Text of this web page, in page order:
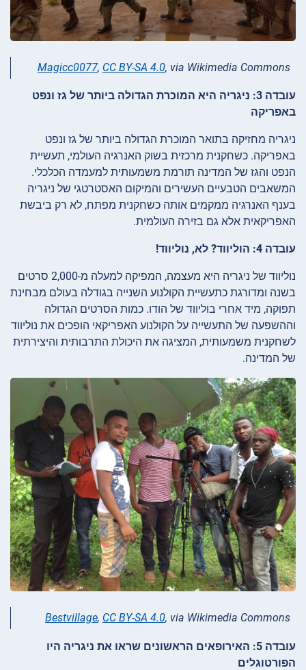
Magicc0077, CC BY-SA 4.0, via Wikimedia Commons
עובדה 3: ניגריה היא המוכרת הגדולה ביותר של גז ונפט
באפריקה
ניגריה מחזיקה בתואר המוכרת הגדולה ביותר של גז ונפט
באפריקה. כשחקנית מרכזית בשוק האנרגיה העולמי, תעשיית
הנפט והגז של המדינה תורמת משמעותית למעמדה הכלכלי.
המשאבים הטבעיים העשירים והמיקום האסטרטגי של ניגריה
בענף האנרגיה ממקמים אותה כשחקנית מפתח, לא רק ביבשת
האפריקאית אלא גם בזירה העולמית.
עובדה 4: הוליווד? לא, נוליווד!
נוליווד של ניגריה היא מעצמה, המפיקה למעלה מ-2,000 סרטים
בשנה ומדורגת כתעשיית הקולנוע השנייה בגודלה בעולם מבחינת
תפוקה, מיד אחרי בוליווד של הודו. כמות הסרטים הגדולה
וההשפעה של התעשייה על הקולנוע האפריקאי הופכים את נוליווד
לשחקנית משמעותית, המציגה את היכולת התרבותית והיצירתית
של המדינה.
Bestvillage, CC BY-SA 4.0, via Wikimedia Commons
עובדה 5: האירופאים הראשונים שראו את ניגריה היו
הפורטוגלים